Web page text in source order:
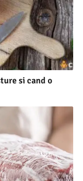
si cand o